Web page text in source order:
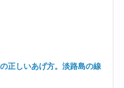
正しいあげ方。淡路島の線